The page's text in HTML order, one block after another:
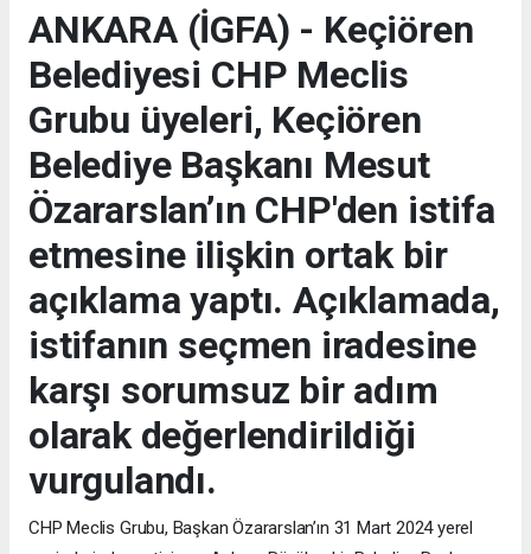
ANKARA (İGFA) - Keçiören
Belediyesi CHP Meclis
Grubu üyeleri, Keçiören
Belediye Başkanı Mesut
Özararslan’ın CHP'den istifa
etmesine ilişkin ortak bir
açıklama yaptı. Açıklamada,
istifanın seçmen iradesine
karşı sorumsuz bir adım
olarak değerlendirildiği
vurgulandı.
CHP Meclis Grubu, Başkan Özararslan’ın 31 Mart 2024 yerel